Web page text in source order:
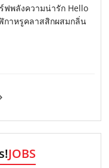
ฟพลังความน่ารัก Hello
กาหรูคลาสสิกผสมกลิ่น
JOBS